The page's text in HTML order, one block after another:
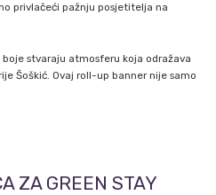
privlačeći pažnju posjetitelja na
stvaraju atmosferu koja odražava
Šoškić. Ovaj roll-up banner nije samo
ZA GREEN STAY